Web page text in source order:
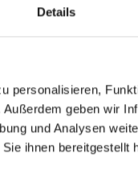
Details
personalisieren,
geben wir
und Analysen
ihnen bereitgestellt